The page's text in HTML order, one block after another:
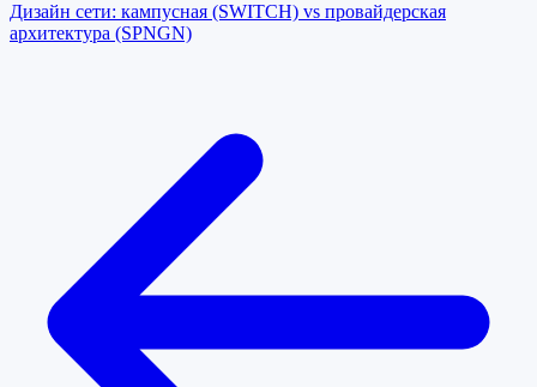
Дизайн сети: кампусная (SWITCH) vs провайдерская
архитектура (SPNGN)